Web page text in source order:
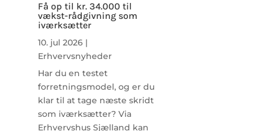
Få op til kr. 34.000 til
vækst-rådgivning som
iværksætter
10. jul 2026|
Erhvervsnyheder
Har du en testet
forretningsmodel, og er du
klar til at tage næste skridt
som iværksætter? Via
Erhvervshus Sjælland kan